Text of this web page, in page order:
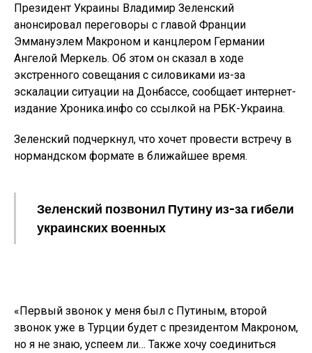
Президент Украины Владимир Зеленский
анонсировал переговоры с главой Франции
Эммануэлем Макроном и канцлером Германии
Ангелой Меркель. Об этом он сказал в ходе
экстренного совещания с силовиками из-за
эскалации ситуации на Донбассе, сообщает интернет-
издание Хроника.инфо со ссылкой на РБК-Украина.
Зеленский подчеркнул, что хочет провести встречу в
нормандском формате в ближайшее время.
Зеленский позвонил Путину из-за гибели
украинских военных
«Первый звонок у меня был с Путиным, второй
звонок уже в Турции будет с президентом Макроном,
но я не знаю, успеем ли… Также хочу соединиться